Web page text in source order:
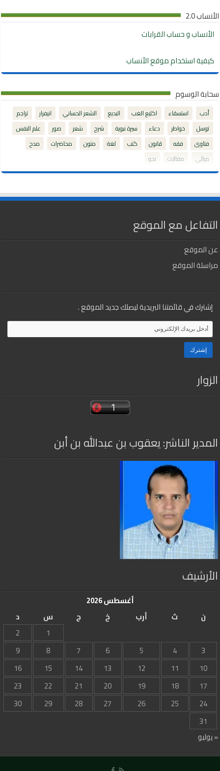
الأنساب 2.0
الأنساب و حساب القرابات
كيفية استخدام موقع الأنساب
سحابة الوسوم
أدب استسقاء اكليع الغب البديع الشعر الحساني انيفرار
تراجم
توسل
خواطر دعاء سيرة نبوية شرح شعر صور
علم النفس
فتاوى
فقه قانون كتب لغة متون محاضرات
مدح
مراثي
مقالات نحو
التفاعل مع الموقع
عن الموقع
مراسلة الموقع
إشترك في قائمتنا البريدية ليصلك جديد الموقع .
الزوار
المدير الناشر: يعقوب بن عبدالله بن أبن
الأرشيف
أغسطس 2026
ن
ث أرب خ ج س
د
1
2
3
4
5
6
7
8
9
10
11
12
13
14
15
16
17
18
19
20
21
22
23
24
25
26
27
28
29
30
31
« يوليو